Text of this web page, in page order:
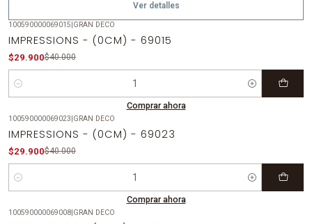
Ver detalles
100590000069015|GRAN DECO
IMPRESSIONS - (0CM) - 69015
$29.900$40.000
Cantidad
Comprar ahora
100590000069023|GRAN DECO
IMPRESSIONS - (0CM) - 69023
$29.900$40.000
Cantidad
Comprar ahora
100590000069008|GRAN DECO